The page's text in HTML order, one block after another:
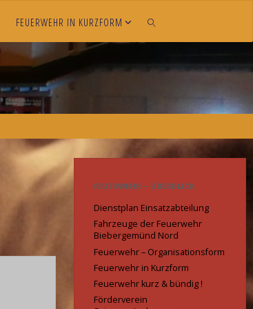
FEUERWEHR IN KURZFORM
FEUERWEHR – ÜBERBLICK
Dienstplan Einsatzabteilung
Fahrzeuge der Feuerwehr
Biebergemünd Nord
Feuerwehr – Organisationsform
Feuerwehr in Kurzform
Feuerwehr kurz & bündig !
Förderverein